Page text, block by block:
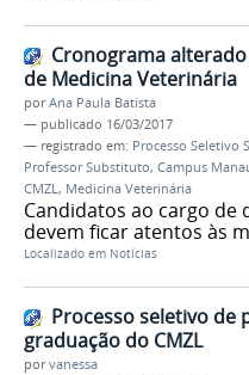
Cronograma alterado
de Medicina Veterinária
porAna Paula Batista
— publicado 16/03/2017
— registrado em: Processo Seletivo
Professor Substituto, Campus
CMZL , Medicina Veterinária
Candidatos ao cargo de
devem ficar atentos às
Localizado em Notícias
Processo seletivo de
graduação do CMZL
porvanessa